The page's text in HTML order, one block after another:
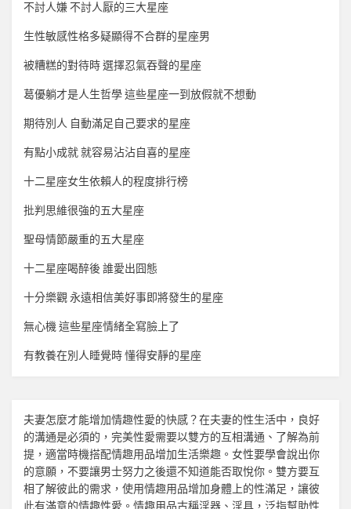
不討人嫌 不討人厭的三大星座
生性敏感性格多疑顯得不合群的星座男
被糟糕的對待時 選擇忍氣吞聲的星座
葛優躺才是人生哲學 這些星座一到放假就不想動
期待別人 自動滿足自己要求的星座
有點小成就 就容易沾沾自喜的星座
十二星座女生依賴人的程度排行榜
批判思維很強的五大星座
聖母情節嚴重的五大星座
十二星座喝醉後 誰愛出囧態
十分樂觀 永遠相信美好事即將發生的星座
無心機 這些星座情緒全寫臉上了
有教養在別人睡覺時 懂得安靜的星座
夫妻怎麼才能增加情趣性愛的快感？在夫妻的性生活中，良好
的溝通是必須的，完美性愛需要以雙方的互相溝通、了解為前
提，適當時機搭配情趣用品增加生活樂趣。女性要學會說出你
的意願，不要讓男士努力之後還不知道能否取悅你。雙方要互
相了解彼此的需求，使用情趣用品增加身體上的性滿足，讓彼